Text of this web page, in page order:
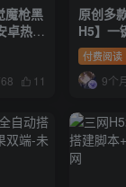
魔枪黑
卓热更
安卓
11
原创多
H5】一
服务+
付费阅读
9个